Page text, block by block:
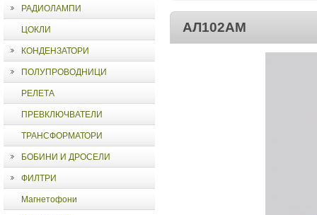
РАДИОЛАМПИ
ЦОКЛИ
КОНДЕНЗАТОРИ
ПОЛУПРОВОДНИЦИ
РЕЛЕТА
ПРЕВКЛЮЧВАТЕЛИ
ТРАНСФОРМАТОРИ
БОБИНИ И ДРОСЕЛИ
ФИЛТРИ
Магнетофони
АЛ102АМ